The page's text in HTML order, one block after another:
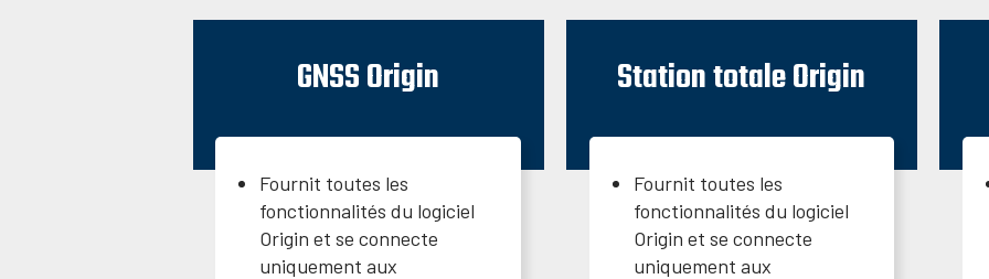
GNSS Origin
Fournit toutes les
fonctionnalités du logiciel
Origin et se connecte
uniquement aux
Station totale Origin
Fournit toutes les
fonctionnalités du logiciel
Origin et se connecte
uniquement aux